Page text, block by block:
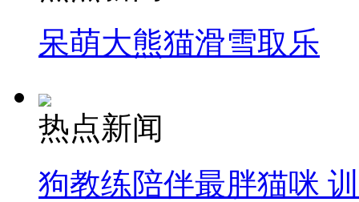
呆萌大熊猫滑雪取乐
热点新闻
狗教练陪伴最胖猫咪